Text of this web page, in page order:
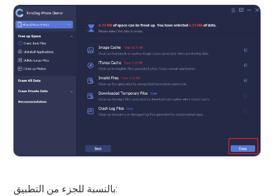
بالنسبة للجزء من التطبيق: